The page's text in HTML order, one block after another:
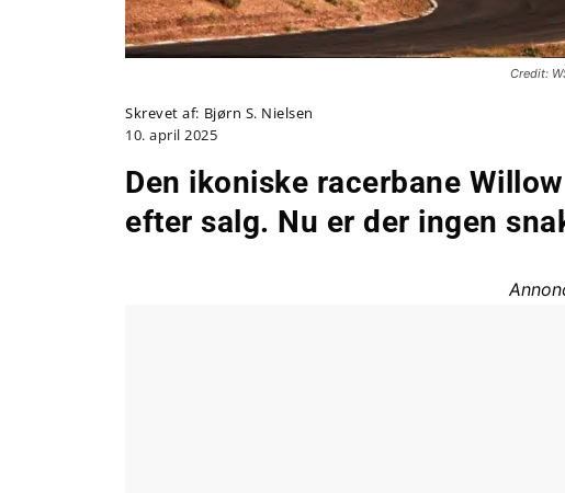
Credit:
Skrevet af: Bjørn S. Nielsen
10. april 2025
Den ikoniske racerbane
efter salg. Nu er der ingen